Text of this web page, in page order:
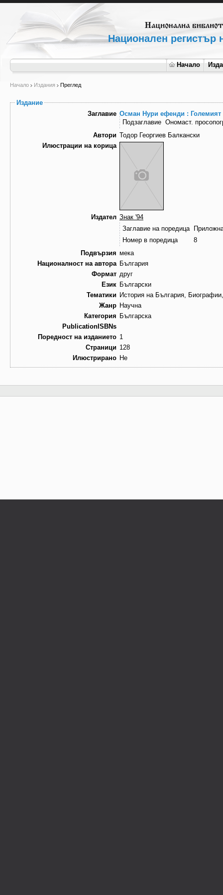
Национален регистър
Начало
Начало Издания Преглед
Издание
Заглавие Осман Нури ефенди : Големият
Подзаглавие Ономаст.
Автори Тодор Георгиев Балкански
Илюстрации на корица
Издател Знак '94
Заглавие на поредица
Номер в поредица
8
Подвързия мека
Националност на автора България
Формат друг
Език Български
Тематики История на България,
Жанр Научна
Категория Българска
PublicationISBNs
Поредност на изданието 1
Страници 128
Илюстрирано Не